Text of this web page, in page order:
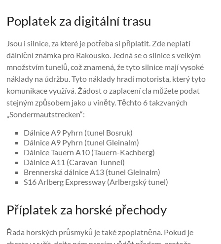
Poplatek za digitální trasu
Jsou i silnice, za které je potřeba si připlatit. Zde neplatí
dálniční známka pro Rakousko. Jedná se o silnice s velkým
množstvím tunelů, což znamená, že tyto silnice mají vysoké
náklady na údržbu. Tyto náklady hradí motorista, který tyto
komunikace využívá. Žádost o zaplacení cla můžete podat
stejným způsobem jako u viněty. Těchto 6 takzvaných
„Sondermautstrecken“:
Dálnice A9 Pyhrn (tunel Bosruk)
Dálnice A9 Pyhrn (tunel Gleinalm)
Dálnice Tauern A10 (Tauern-Kachberg)
Dálnice A11 (Caravan Tunnel)
Brennerská dálnice A13 (tunel Gleinalm)
S16 Arlberg Expressway (Arlbergský tunel)
Příplatek za horské přechody
Řada horských průsmyků je také zpoplatněna. Pokud je